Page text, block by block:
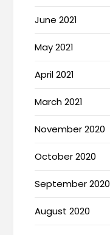
June 2021
May 2021
April 2021
March 2021
November 2020
October 2020
September 2020
August 2020